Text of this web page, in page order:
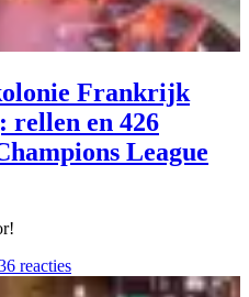
Frankrijk
rellen en 426
League
reacties